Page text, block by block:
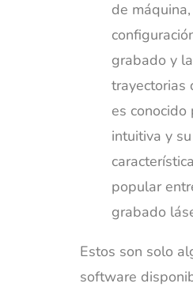
de
grabado y
trayectorias
es conocido
intuitiva y
popular
grabado
Estos son solo
software